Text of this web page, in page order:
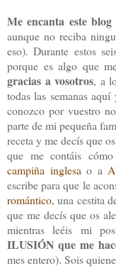
Me encanta este blog
aunque no reciba
eso). Durante estos
porque es algo que
gracias a vosotros, a
todas las semanas
conozco por vuestro
parte de mi pequeña
receta y me decís que
que me contáis
campiña inglesao a
escribe para que le
romántico, una cestita
que me decís que os
mientras leéis mi
ILUSIÓN que me
mes entero). Sois